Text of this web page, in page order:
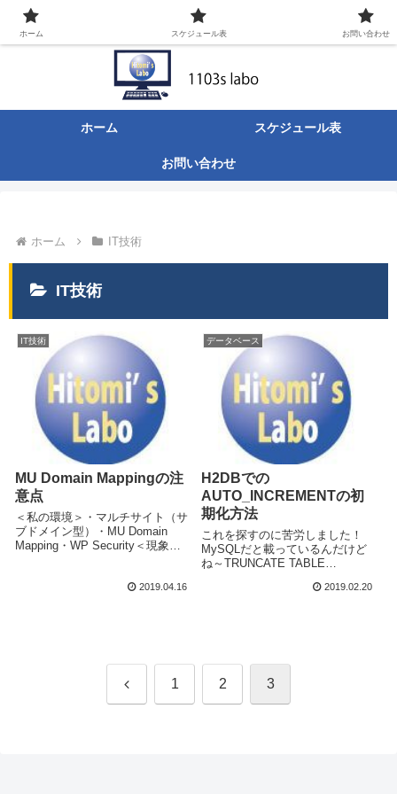
ITなんでも屋の日々のあれこれ。
ホーム スケジュール表
お問い合わせ
ホーム IT技術
IT技術
IT技術
MU Domain Mappingの注
意点
＜私の環境＞・マルチサイト（サ
ブドメイン型）・MU Domain
Mapping・WP Security＜現象＞
ダイレクトされてしまう。＜原因
2019.04.16
データベース
H2DBでの
AUTO_INCREMENTの初
期化方法
これを探すのに苦労しました！
MySQLだと載っているんだけど
ね～TRUNCATE TABLE
table_name ALTER COLUMN
2019.02.20
前 1 2 3
ホーム スケジュール表 お問い合わせ